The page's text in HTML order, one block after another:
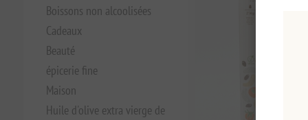
Boissons non alcoolisées
Cadeaux
Beauté
épicerie fine
Maison
Huile d'olive extra vierge de